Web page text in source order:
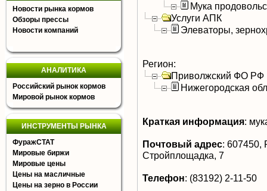
Новости рынка кормов
Обзоры прессы
Новости компаний
АНАЛИТИКА
Российский рынок кормов
Мировой рынок кормов
ИНСТРУМЕНТЫ РЫНКА
ФуражСТАТ
Мировые биржи
Мировые цены
Цены на масличные
Цены на зерно в России
Мука
Услуги АПК
Элеваторы,
Регион:
Приволжский ФО РФ
Нижегородская
Краткая информация:
Почтовый адрес: 607450,
Стройплощадка, 7
Телефон: (83192) 2-11-50